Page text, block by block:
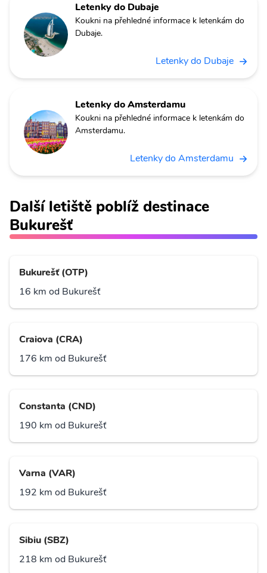
Letenky do Dubaje
Koukni na přehledné informace k letenkám do
Dubaje.
Letenky do Dubaje
Letenky do Amsterdamu
Koukni na přehledné informace k letenkám do
Amsterdamu.
Letenky do Amsterdamu
Další letiště poblíž destinace
Bukurešť
Bukurešť (OTP)
16 km od Bukurešť
Craiova (CRA)
176 km od Bukurešť
Constanta (CND)
190 km od Bukurešť
Varna (VAR)
192 km od Bukurešť
Sibiu (SBZ)
218 km od Bukurešť